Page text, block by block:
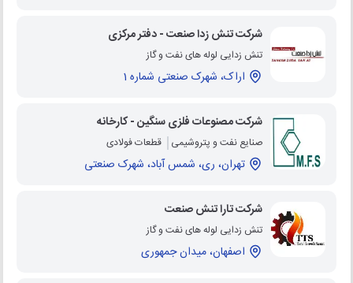
شرکت تنش زدا صنعت - دفتر مرکزی
تنش زدایی لوله های نفت و گاز
اراک، شهرک صنعتی شماره 1
شرکت مصنوعات فلزی سنگین - کارخانه
صنایع نفت و پتروشیمی قطعات فولادی
تهران، ری، شمس آباد، شهرک صنعتی
شرکت تارا تنش صنعت
تنش زدایی لوله های نفت و گاز
اصفهان، میدان جمهوری